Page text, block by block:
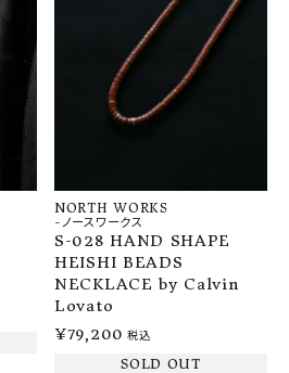
NORTH WORKS
-ノースワークス
S-028 HAND SHAPE
HEISHI BEADS
NECKLACE by Calvin
Lovato
¥79,200 税込
SOLD OUT